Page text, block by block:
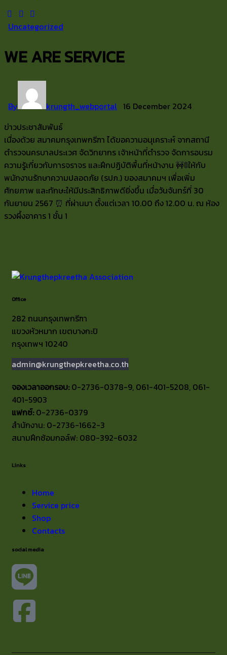
Uncategorized
WE ARE SERVICE
By krungth_webportal 16 December 2024
ข่าวประชาสัมพันธ์
เนื่องด้วย สมาคมกรุงเทพกรีฑา ได้ขอความอนุเคราะห์ จากสถานี
ตำรวจนครบาลประเวศ จัดวิทยากร เจ้าหน้าที่ตำรวจ จัดการอบรม
ความรู้เกี่ยวกับการจราจร และฝึกปฏิบัติพื้นที่หน้างาน 🚧🚦ให้กับ
พนักงานรักษาความปลอดภัย (รปภ.) ของสมาคมฯ เพื่อเพิ่ม
ศักยภาพ และทักษะให้มีประสิทธิภาพดียิ่งขึ้น เมื่อวันจันทร์ที่ 30
กันยายน 2567 ⏰ ที่ผ่านมา ตั้งแต่เวลา 10.00 ถึง 12.00 น. ณ ห้อง
รวงผึ้งอาคาร 1 ชั้น 1
Office
282 ถนนกรุงเทพกรีฑา
แขวงหัวหมาก เขตบางกะปิ
กรุงเทพฯ 10240
admin@krungthepkreetha.co.th
จองเวลาออกรอบ:0-2736-0378-9, 061-401-5208, 061-
401-5903
แฟกซ์:0-2736-0379
สำนักงาน: 0-2736-1662-3
สนามฝึกซ้อมกอล์ฟ: 080-392-6032
Links
Home
Service price
Shop
Contacts
social media